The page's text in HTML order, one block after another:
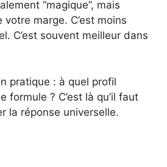
“magique”, mais
votre marge. C’est moins
C’est souvent meilleur dans
pratique : à quel profil
formule ? C’est là qu’il faut
la réponse universelle.